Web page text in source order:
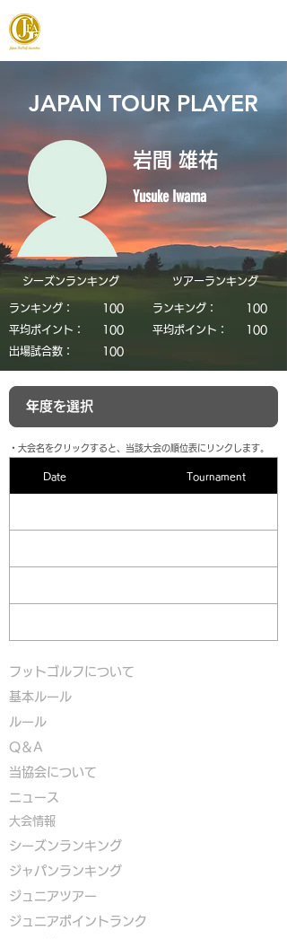
JAPAN TOUR PLAYER
岩間 雄祐
Yusuke Iwama
シーズンランキング
ランキング：
​100
平均ポイント：
​100
​出場試合数：
​100
​ツアーランキング
ランキング：
​100
平均ポイント：
​100
​・大会名をクリックすると、当該大会の順位表にリンクします。
Date Tournament
フットゴルフについて
基本ルール
ルール
Q＆A
​当協会について
​ニュース
大会情報
シーズンランキング
ジャパンランキング
ジュニアツアー
ジュニアポイントランク